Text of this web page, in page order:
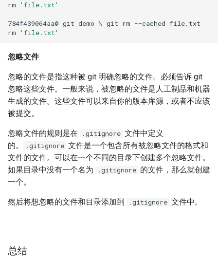
rm
'file.txt'
784f439064aa@ git_demo % git rm --cached file.txt
rm
'file.txt'
忽略文件
忽略的文件是指这种被 git 明确忽略的文件。必须告诉 git
忽略这些文件。一般来说，被忽略的文件是人工制品和机器
生成的文件。这些文件可以来自你的版本库源，或者不应该
被提交。
忽略文件的规则是在 .gitignore 文件中定义
的。
.gitignore 文件是一个包含所有被忽略文件的格式和
文件的文件。可以在一个不同的目录下创建多个忽略文件。
如果目录中没有一个名为
.gitignore 的文件，那么就创建
一个。
然后将想忽略的文件和目录添加到 .gitignore 文件中。
总结